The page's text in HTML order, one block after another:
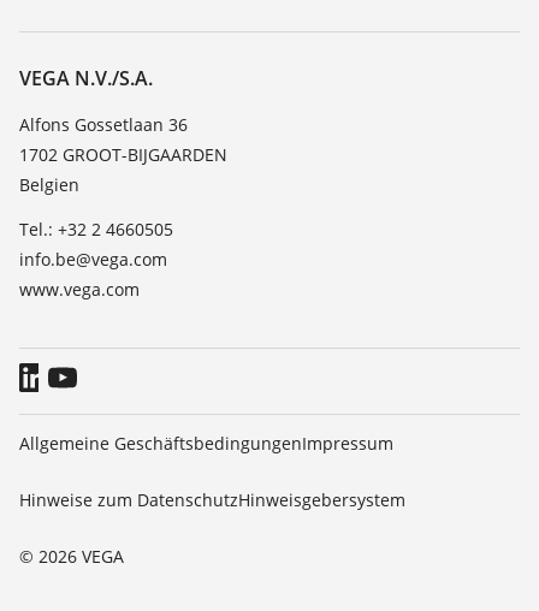
TeamViewer
Über VEGA
Kontakt
News
Presse
Blog
VEGA N.V./S.A.
Alfons Gossetlaan 36
1702 GROOT-BIJGAARDEN
Belgien
Tel.: +32 2 4660505
info.be@vega.com
www.vega.com
© 2026 VEGA
Allgemeine GeschäftsbedingungenImpressum
Hinweise zum DatenschutzHinweisgebersystem